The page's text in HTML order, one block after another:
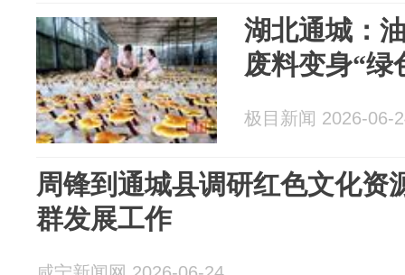
湖北通城：
废料变身“绿
极目新闻 2026-06-
周锋到通城县调研红色文化资
群发展工作